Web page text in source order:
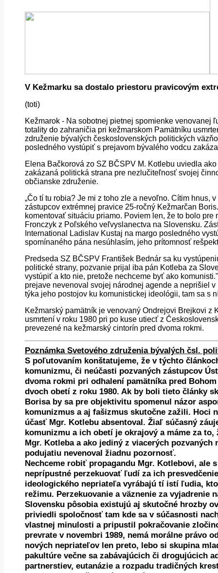
V Kežmarku sa dostalo priestoru pravicovým
(toti)
Kežmarok - Na sobotnej pietnej spomienke venovanej
totality do zahraničia pri kežmarskom Pamätníku
združenie bývalých československých politických
posledného vystúpiť s prejavom bývalého vodcu
Elena Bačkorová zo SZ BČSPV M. Kotlebu uviedla
zakázaná politická strana pre nezlučiteľnosť svojej
občianske združenie.
„Čo tí tu robia? Je mi z toho zle a nevoľno. Cítim hnus,
zástupcov extrémnej pravice 25-ročný Kežmarčan
komentovať situáciu priamo. Poviem len, že to bolo
Fronczyk z Poľského veľvyslanectva na Slovensku.
International Ladislav Kustaj na margo posledného
spomínaného pána nesúhlasím, jeho prítomnosť
Predseda SZ BČSPV František Bednár sa ku
politické strany, pozvanie prijal iba pán Kotleba za
vystúpiť a kto nie, pretože nechceme byť ako
prejave nevenoval svojej národnej agende a neprišiel
týka jeho postojov ku komunistickej ideológii, tam sa s
Kežmarský pamätník je venovaný Ondrejovi Brejkovi
usmrtení v roku 1980 pri po kuse utiecť z
prevezené na kežmarský cintorín pred dvoma rokmi.
Poznámka Svetového združenia bývalých čsl.
S poľutovaním konštatujeme, že v týchto
komunizmu, či neúčasti pozvaných zástupcov
dvoma rokmi pri odhalení pamätníka pred
dvoch obetí z roku 1980. Ak by boli tieto články
Borisa by sa pre objektivitu spomenul názor
komunizmus a aj fašizmus skutočne zažili.
účasť Mgr. Kotlebu absentoval. Žiaľ súčasný
komunizmu a ich obetí je okrajový a máme za
Mgr. Kotleba a ako jediný z viacerých
podujatiu nevenoval žiadnu pozornosť.
Nechceme robiť propagandu Mgr. Kotlebovi,
neprípustné perzekuovať ľudí za ich
ideologického nepriateľa vyrábajú tí istí ľudia,
režimu. Perzekuovanie a väznenie za vyjadrenie
Slovensku pôsobia existujú aj skutočné hrozby
priviedli spoločnosť tam kde sa v súčasnosti
vlastnej minulosti a pripustil pokračovanie
prevrate v novembri 1989, nemá morálne právo
nových nepriateľov len preto, lebo si skupina
pakultúre večne sa zabávajúcich či drogujúcich
partnerstiev, eutanázie a rozpadu tradičných